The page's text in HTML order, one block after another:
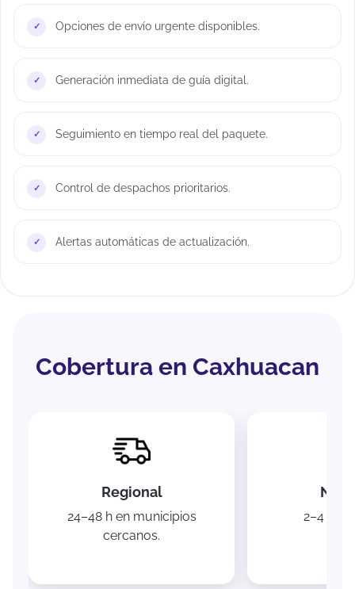
Opciones de envío urgente disponibles.
Generación inmediata de guía digital.
Seguimiento en tiempo real del paquete.
Control de despachos prioritarios.
Alertas automáticas de actualización.
Cobertura en Caxhuacan
Regional
24–48 h en municipios
cercanos.
2–4 días